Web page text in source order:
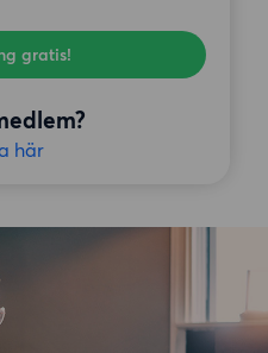
gratis!
här